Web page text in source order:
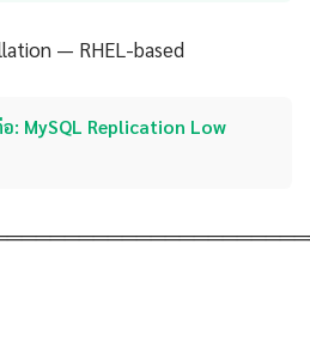
— RHEL-based
: MySQL Replication Low